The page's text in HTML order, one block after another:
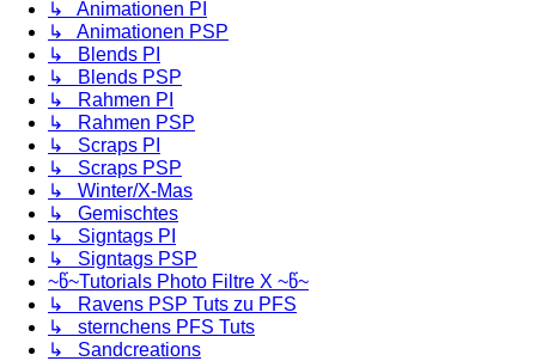
↳ Animationen PI
↳ Animationen PSP
↳ Blends PI
↳ Blends PSP
↳ Rahmen PI
↳ Rahmen PSP
↳ Scraps PI
↳ Scraps PSP
↳ Winter/X-Mas
↳ Gemischtes
↳ Signtags PI
↳ Signtags PSP
~წ~Tutorials Photo Filtre X ~წ~
↳ Ravens PSP Tuts zu PFS
↳ sternchens PFS Tuts
↳ Sandcreations